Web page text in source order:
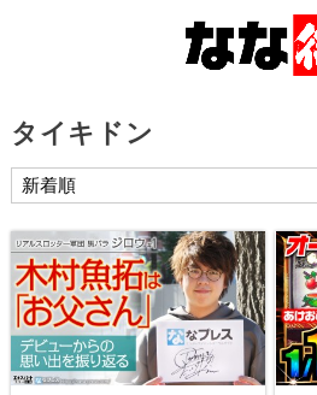
タイキドン